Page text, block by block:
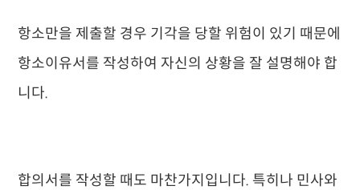
항소만을 제출할 경우 기각을 당할 위험이 있기 때문에
항소이유서를 작성하여 자신의 상황을 잘 설명해야 합
니다.
합의서를 작성할 때도 마찬가지입니다. 특히나 민사와